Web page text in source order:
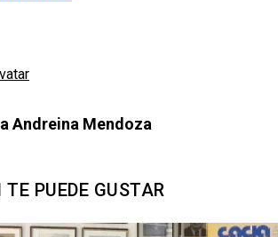
Andreina Mendoza
PUEDE GUSTAR